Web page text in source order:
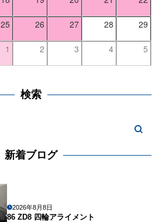
25 26 27 28 29
1 2 3 4 5
検索
新着ブログ
2026年8月8日
86 ZD8 四輪アライメント